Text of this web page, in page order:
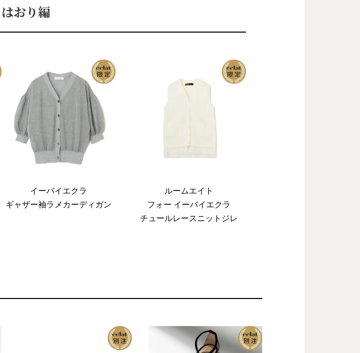
はおり編
イーバイエクラ
ギャザー袖ラメカーディガン
ルームエイト
フォー イーバイエクラ
チュールレースニットジレ